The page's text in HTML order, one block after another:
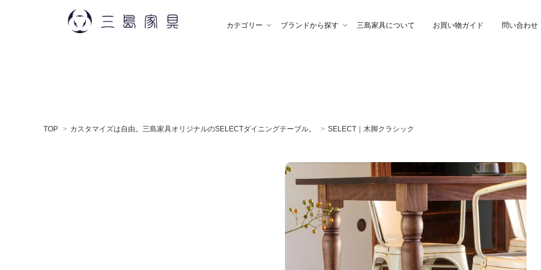
カテゴリー
デスク 収納家具
ラグ・ファブリック 照 明
アウトレット
ブランドから探す
薫玉堂 小石製作所
ちぎらまりこ tetra（テトラ）
ナガノインテリア にじゆら
三島家具について お買い物ガイド 問い合わせ
TOP > カスタマイズは自由。三島家具オリジナルのSELECTダイニングテーブル。 > SELECT｜木脚クラシック